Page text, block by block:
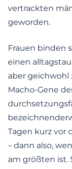
vertrackten
geworden.
Frauen binden
einen
aber geichwohl
Macho-Gene
Tagen kurz vor
– dann also,
am größten ist.